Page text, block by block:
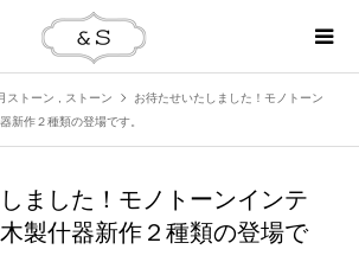
ストーン ストーン
お待たせいたしました！モノトーン
新作２種類の登場です。
ました！モノトーンインテ
製什器新作２種類の登場で